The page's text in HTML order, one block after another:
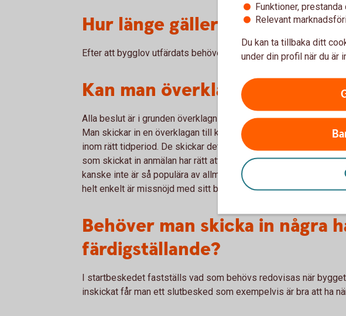
Hur länge gäller bygglovet?
Efter att bygglov utfärdats behöver det påbörjas inom två år och
Kan man överklaga ett
Alla beslut är i grunden överklagningsbara, sen måste det
Man skickar in en överklagan till kommunen som kontrollerar att
inom rätt tidperiod. De skickar det i så fall vidare till
som skickat in anmälan har rätt att överklaga. Överklaganden
kanske inte är så populära av allmänheten, eller från grannar i
helt enkelt är missnöjd med sitt bygglovsbeslut.
Behöver man skicka in några
färdigställande?
I startbeskedet fastställs vad som behövs redovisas när bygget
inskickat får man ett slutbesked som exempelvis är bra att ha
Funktioner,
Relevant
Du kan ta tillbaka ditt
under din profil när du är